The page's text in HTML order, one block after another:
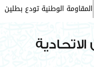
المقاومة الوطنية تودع بطلين